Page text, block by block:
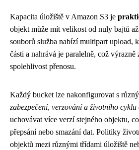
Kapacita úložiště v Amazon S3 je
objekt může mít velikost od nuly bajtů
souborů služba nabízí multipart upload,
části a nahrává je paralelně, což
spolehlivost přenosu.
Každý bucket lze nakonfigurovat s
zabezpečení, verzování a životního cyklu
uchovávat více verzí stejného objektu,
přepsání nebo smazání dat. Politiky
objektů mezi různými třídami úložiště